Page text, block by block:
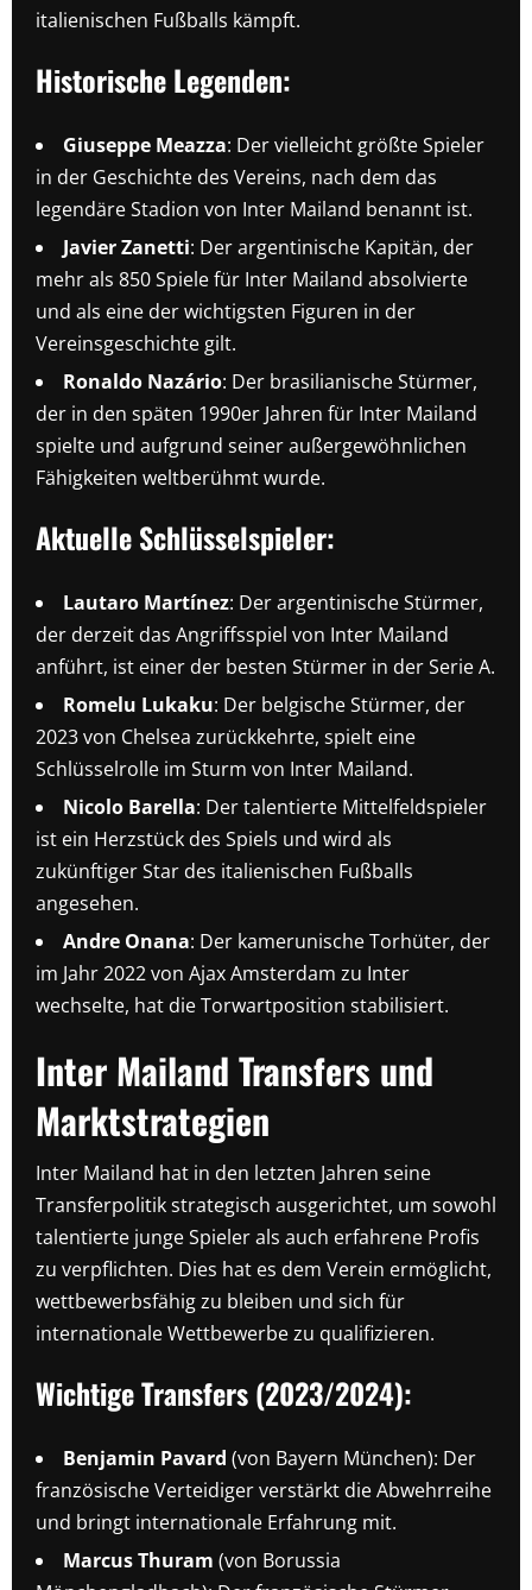
italienischen Fußballs kämpft.
Historische Legenden:
Giuseppe Meazza: Der vielleicht größte Spieler
in der Geschichte des Vereins, nach dem das
legendäre Stadion von Inter Mailand benannt ist.
Javier Zanetti: Der argentinische Kapitän, der
mehr als 850 Spiele für Inter Mailand absolvierte
und als eine der wichtigsten Figuren in der
Vereinsgeschichte gilt.
Ronaldo Nazário: Der brasilianische Stürmer,
der in den späten 1990er Jahren für Inter Mailand
spielte und aufgrund seiner außergewöhnlichen
Fähigkeiten weltberühmt wurde.
Aktuelle Schlüsselspieler:
Lautaro Martínez: Der argentinische Stürmer,
der derzeit das Angriffsspiel von Inter Mailand
anführt, ist einer der besten Stürmer in der Serie A.
Romelu Lukaku: Der belgische Stürmer, der
2023 von Chelsea zurückkehrte, spielt eine
Schlüsselrolle im Sturm von Inter Mailand.
Nicolo Barella: Der talentierte Mittelfeldspieler
ist ein Herzstück des Spiels und wird als
zukünftiger Star des italienischen Fußballs
angesehen.
Andre Onana: Der kamerunische Torhüter, der
im Jahr 2022 von Ajax Amsterdam zu Inter
wechselte, hat die Torwartposition stabilisiert.
Inter Mailand Transfers und
Marktstrategien
Inter Mailand hat in den letzten Jahren seine
Transferpolitik strategisch ausgerichtet, um sowohl
talentierte junge Spieler als auch erfahrene Profis
zu verpflichten. Dies hat es dem Verein ermöglicht,
wettbewerbsfähig zu bleiben und sich für
internationale Wettbewerbe zu qualifizieren.
Wichtige Transfers (2023/2024):
Benjamin Pavard (von Bayern München): Der
französische Verteidiger verstärkt die Abwehrreihe
und bringt internationale Erfahrung mit.
Marcus Thuram (von Borussia